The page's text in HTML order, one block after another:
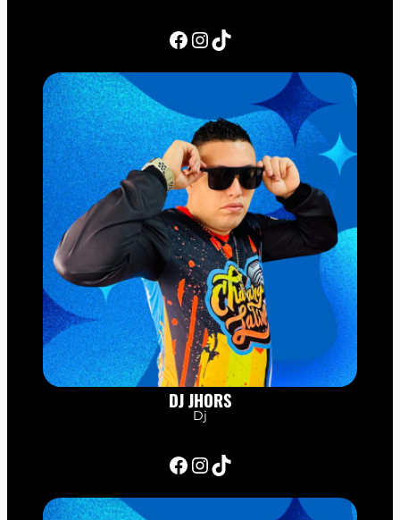
Facebook InstagramTikTok
DJ JHORS
Dj
Facebook InstagramTikTok